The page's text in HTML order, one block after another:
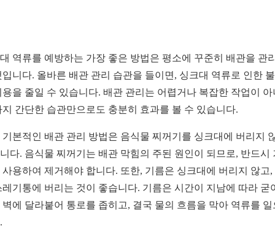
역류를 예방하는 가장 좋은 방법은 평소에 꾸준히 배관을 관
입니다. 올바른 배관 관리 습관을 들이면, 싱크대 역류로 인한
용을 줄일 수 있습니다. 배관 관리는 어렵거나 복잡한 작업이 아
지 간단한 습관만으로도 충분히 효과를 볼 수 있습니다.
기본적인 배관 관리 방법은 음식물 찌꺼기를 싱크대에 버리지
다. 음식물 찌꺼기는 배관 막힘의 주된 원인이 되므로, 반드시
사용하여 제거해야 합니다. 또한, 기름은 싱크대에 버리지 않고,
레기통에 버리는 것이 좋습니다. 기름은 시간이 지남에 따라 굳
벽에 달라붙어 통로를 좁히고, 결국 물의 흐름을 막아 역류를 일